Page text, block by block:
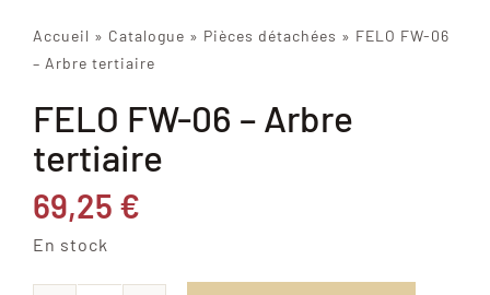
Accueil » Catalogue » Pièces détachées » FELO FW-06
– Arbre tertiaire
FELO FW-06 – Arbre
tertiaire
69,25 €
En stock